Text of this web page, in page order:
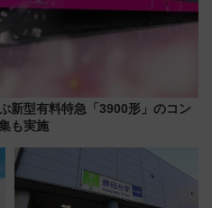
新型有料特急「3900形」のコン
も実施